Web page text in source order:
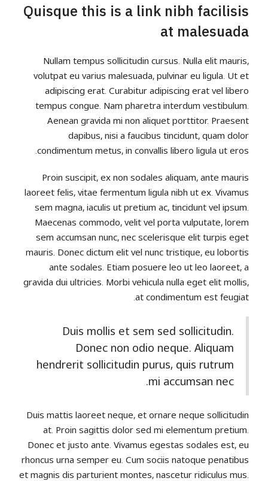
Quisque this is a link nibh facilisis
at malesuada
Nullam tempus sollicitudin cursus. Nulla elit mauris,
volutpat eu varius malesuada, pulvinar eu ligula. Ut et
adipiscing erat. Curabitur adipiscing erat vel libero
tempus congue. Nam pharetra interdum vestibulum.
Aenean gravida mi non aliquet porttitor. Praesent
dapibus, nisi a faucibus tincidunt, quam dolor
condimentum metus, in convallis libero ligula ut eros.
Proin suscipit, ex non sodales aliquam, ante mauris
laoreet felis, vitae fermentum ligula nibh ut ex. Vivamus
sem magna, iaculis ut pretium ac, tincidunt vel ipsum.
Maecenas commodo, velit vel porta vulputate, lorem
sem accumsan nunc, nec scelerisque elit turpis eget
mauris. Donec dictum elit vel nunc tristique, eu lobortis
ante sodales. Etiam posuere leo ut leo laoreet, a
gravida dui ultricies. Morbi vehicula nulla eget elit mollis,
at condimentum est feugiat.
Duis mollis et sem sed sollicitudin.
Donec non odio neque. Aliquam
hendrerit sollicitudin purus, quis rutrum
mi accumsan nec.
Duis mattis laoreet neque, et ornare neque sollicitudin
at. Proin sagittis dolor sed mi elementum pretium.
Donec et justo ante. Vivamus egestas sodales est, eu
rhoncus urna semper eu. Cum sociis natoque penatibus
et magnis dis parturient montes, nascetur ridiculus mus.